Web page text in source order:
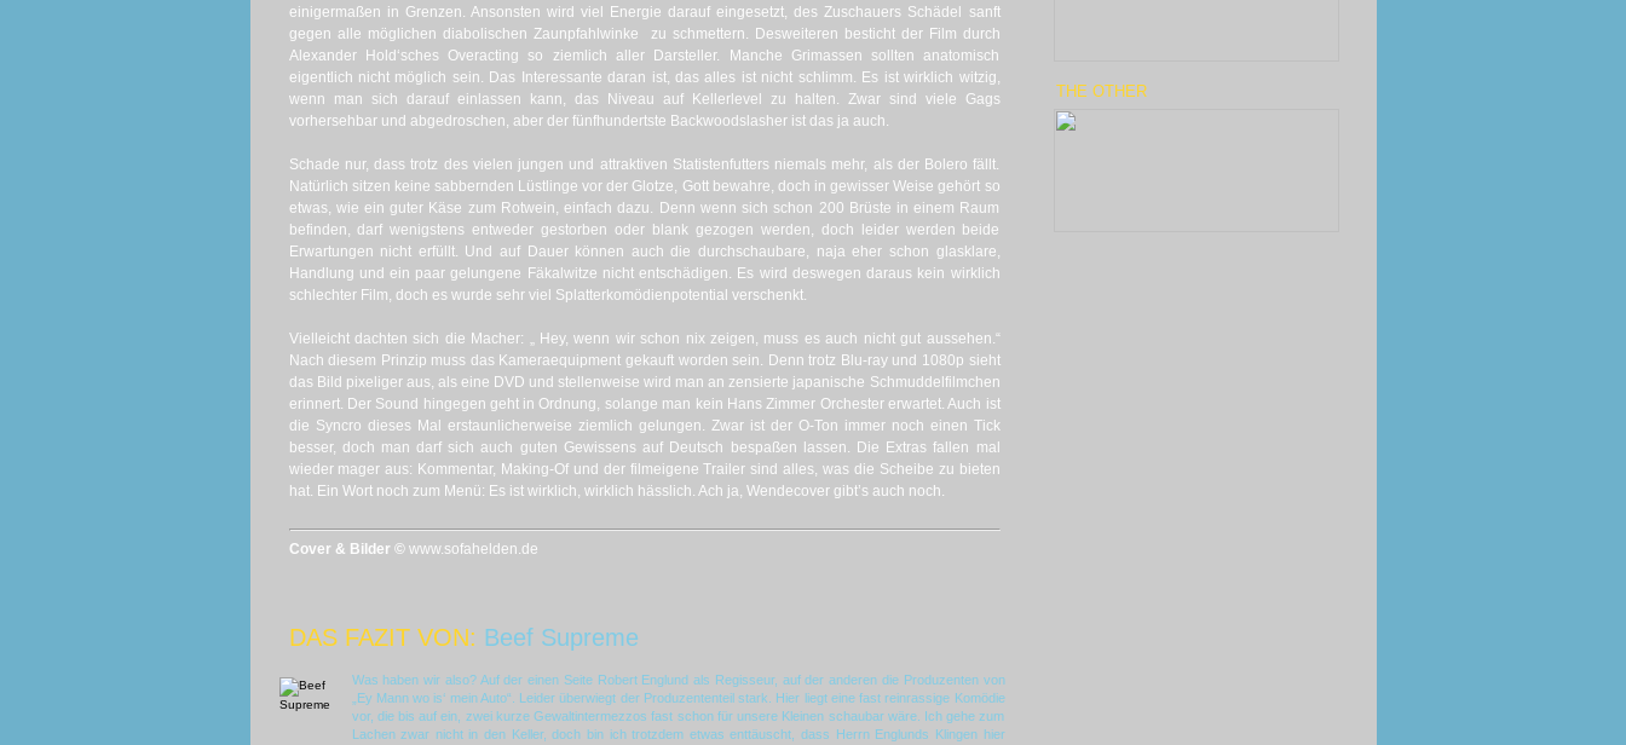
einigermaßen in Grenzen. Ansonsten wird viel Energie darauf eingesetzt, des Zuschauers Schädel sanft
gegen alle möglichen diabolischen Zaunpfahlwinke zu schmettern. Desweiteren besticht der Film durch
Alexander Hold‘sches Overacting so ziemlich aller Darsteller. Manche Grimassen sollten anatomisch
eigentlich nicht möglich sein. Das Interessante daran ist, das alles ist nicht schlimm. Es ist wirklich witzig,
wenn man sich darauf einlassen kann, das Niveau auf Kellerlevel zu halten. Zwar sind viele Gags
vorhersehbar und abgedroschen, aber der fünfhundertste Backwoodslasher ist das ja auch.
Schade nur, dass trotz des vielen jungen und attraktiven Statistenfutters niemals mehr, als der Bolero fällt.
Natürlich sitzen keine sabbernden Lüstlinge vor der Glotze, Gott bewahre, doch in gewisser Weise gehört so
etwas, wie ein guter Käse zum Rotwein, einfach dazu. Denn wenn sich schon 200 Brüste in einem Raum
befinden, darf wenigstens entweder gestorben oder blank gezogen werden, doch leider werden beide
Erwartungen nicht erfüllt. Und auf Dauer können auch die durchschaubare, naja eher schon glasklare,
Handlung und ein paar gelungene Fäkalwitze nicht entschädigen. Es wird deswegen daraus kein wirklich
schlechter Film, doch es wurde sehr viel Splatterkomödienpotential verschenkt.
Vielleicht dachten sich die Macher: „ Hey, wenn wir schon nix zeigen, muss es auch nicht gut aussehen.“
Nach diesem Prinzip muss das Kameraequipment gekauft worden sein. Denn trotz Blu-ray und 1080p sieht
das Bild pixeliger aus, als eine DVD und stellenweise wird man an zensierte japanische Schmuddelfilmchen
erinnert. Der Sound hingegen geht in Ordnung, solange man kein Hans Zimmer Orchester erwartet. Auch ist
die Syncro dieses Mal erstaunlicherweise ziemlich gelungen. Zwar ist der O-Ton immer noch einen Tick
besser, doch man darf sich auch guten Gewissens auf Deutsch bespaßen lassen. Die Extras fallen mal
wieder mager aus: Kommentar, Making-Of und der filmeigene Trailer sind alles, was die Scheibe zu bieten
hat. Ein Wort noch zum Menü: Es ist wirklich, wirklich hässlich. Ach ja, Wendecover gibt’s auch noch.
Cover & Bilder © www.sofahelden.de
DAS FAZIT VON: Beef Supreme
Was haben wir also? Auf der einen Seite Robert Englund als Regisseur, auf der anderen die Produzenten von
„Ey Mann wo is‘ mein Auto“. Leider überwiegt der Produzententeil stark. Hier liegt eine fast reinrassige Komödie
vor, die bis auf ein, zwei kurze Gewaltintermezzos fast schon für unsere Kleinen schaubar wäre. Ich gehe zum
Lachen zwar nicht in den Keller, doch bin ich trotzdem etwas enttäuscht, dass Herrn Englunds Klingen hier
THE OTHER